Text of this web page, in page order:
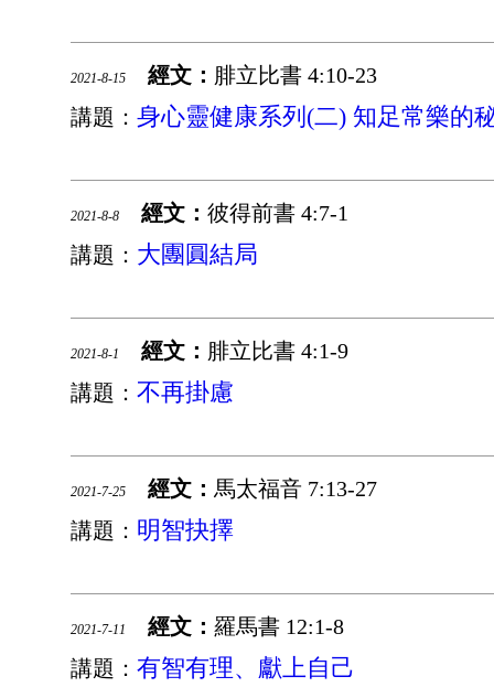
2021-8-15 經文： 腓立比書 4:10-23
講題： 身心靈健康系列(二) 知足常樂的
2021-8-8 經文： 彼得前書 4:7-1
講題： 大團圓結局
2021-8-1 經文： 腓立比書 4:1-9
講題： 不再掛慮
2021-7-25 經文： 馬太福音 7:13-27
講題： 明智抉擇
2021-7-11 經文： 羅馬書 12:1-8
講題： 有智有理、獻上自己